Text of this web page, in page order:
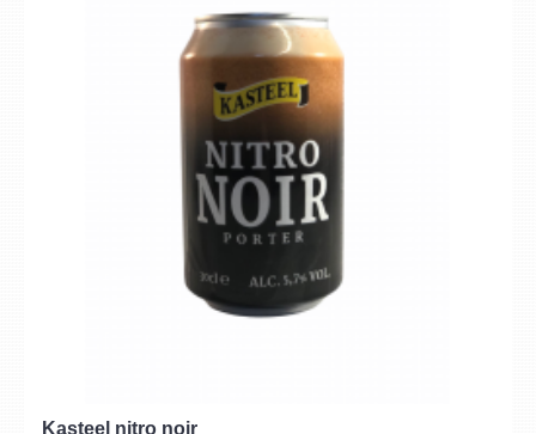
Kasteel nitro noir